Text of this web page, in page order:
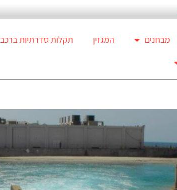
מבחנים המגזין תקלות סדרתיות ברכב